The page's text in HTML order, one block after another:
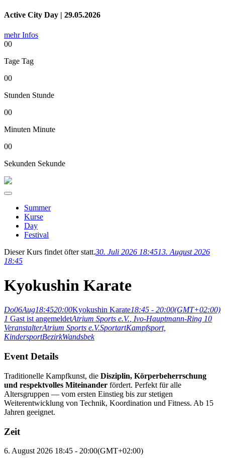
Active City Day | 29.05.2026
mehr Infos
00
Tage Tag
00
Stunden Stunde
00
Minuten Minute
00
Sekunden Sekunde
Summer
Kurse
Day
Festival
Dieser Kurs findet öfter statt.30. Juli 2026 18:4513. August 2026
18:45
Kyokushin Karate
Do06Aug18:4520:00Kyokushin Karate18:45 - 20:00(GMT+02:00)
1 Gast ist angemeldetAtrium Sports e.V., Ivo-Hauptmann-Ring 10
VeranstalterAtrium Sports e.V.SportartKampfsport,
KindersportBezirkWandsbek
Event Details
Traditionelle Kampfkunst, die Disziplin, Körperbeherrschung
und respektvolles Miteinander fördert. Perfekt für alle
Altersgruppen — vom ersten Einstieg bis zur stetigen
Weiterentwicklung von Technik, Koordination und Fitness. Ab 15
Jahren geeignet.
Zeit
6. August 2026 18:45 - 20:00(GMT+02:00)